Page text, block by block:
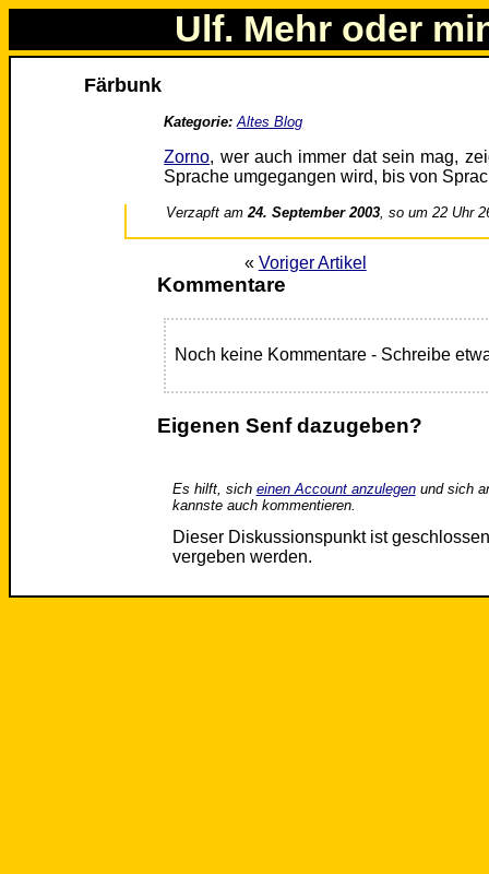
Ulf. Mehr oder
Färbunk
Kategorie: Altes Blog
Zorno, wer auch immer dat sein mag,
Sprache umgegangen wird, bis von
Verzapft am24. September 2003, so um 22 Uhr
« Voriger Artikel
Kommentare
Noch keine Kommentare - Schreibe
Eigenen Senf dazugeben?
Es hilft, sich einen Account anzulegenund sich
kannste auch kommentieren.
Dieser Diskussionspunkt ist
vergeben werden.